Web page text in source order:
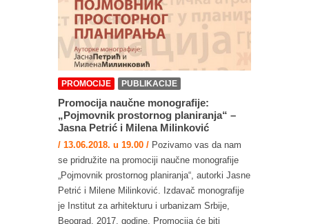
PROMOCIJE PUBLIKACIJE
Promocija naučne monografije:
„Pojmovnik prostornog planiranja“ –
Jasna Petrić i Milena Milinković
/ 13.06.2018. u 19.00 / Pozivamo vas da nam
se pridružite na promociji naučne monografije
„Pojmovnik prostornog planiranja“, autorki Jasne
Petrić i Milene Milinković. Izdavač monografije
je Institut za arhitekturu i urbanizam Srbije,
Beograd, 2017. godine. Promocija će biti